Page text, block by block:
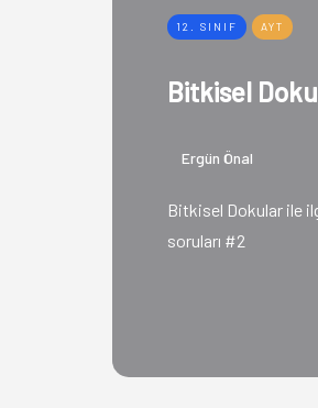
12. SINIF AYT
Bitkisel
Ergün Önal
Bitkisel Dokular ile
soruları #2